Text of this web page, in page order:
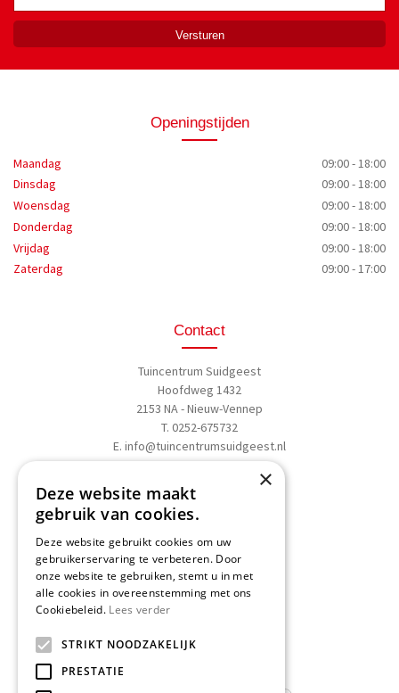
Openingstijden
Maandag
09:00 - 18:00
Dinsdag
09:00 - 18:00
Woensdag
09:00 - 18:00
Donderdag
09:00 - 18:00
Vrijdag
09:00 - 18:00
Zaterdag
09:00 - 17:00
Contact
Tuincentrum Suidgeest
Hoofdweg 1432
2153 NA - Nieuw-Vennep
T. 0252-675732
E. info@tuincentrumsuidgeest.nl
Routebeschrijving
Schrijf een recensie
Nationale Tuinbon t.w.v. € 25,-!
×
Deze website maakt
gebruik van cookies.
Deze website gebruikt cookies om uw
gebruikerservaring te verbeteren. Door
onze website te gebruiken, stemt u in met
alle cookies in overeenstemming met ons
Cookiebeleid. Lees verder
STRIKT NOODZAKELIJK
PRESTATIE